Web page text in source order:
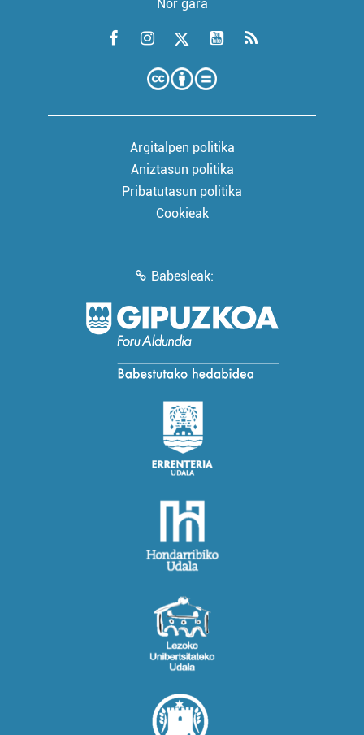
Nor gara
Argitalpen politika
Aniztasun politika
Pribatutasun politika
Cookieak
Babesleak: